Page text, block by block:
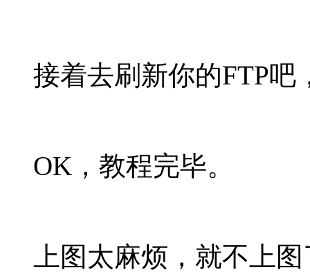
接着去刷新你的FTP
OK，教程完毕。
上图太麻烦，就不上